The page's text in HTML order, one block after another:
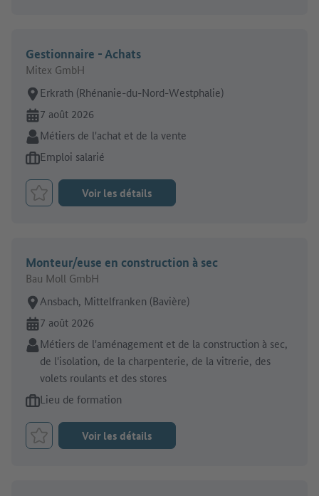
Gestionnaire - Achats
Mitex GmbH
Lieu de travail:
Erkrath (Rhénanie-du-Nord-Westphalie)
En ligne depuis:
7 août 2026
Secteur:
Métiers de l'achat et de la vente
Type d'offre d'emploi:
Emploi salarié
Retenir le job
Voir les détails
Monteur/euse en construction à sec
Bau Moll GmbH
Lieu de travail:
Ansbach, Mittelfranken (Bavière)
En ligne depuis:
7 août 2026
Secteur:
Métiers de l'aménagement et de la construction à sec,
de l'isolation, de la charpenterie, de la vitrerie, des
volets roulants et des stores
Type d'offre d'emploi:
Lieu de formation
Retenir le job
Voir les détails